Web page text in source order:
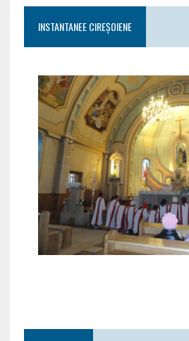
INSTANTANEE CIREȘOIENE